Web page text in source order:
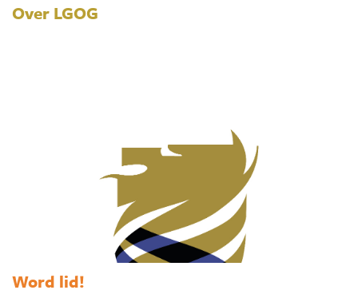
Over LGOG
Word lid!